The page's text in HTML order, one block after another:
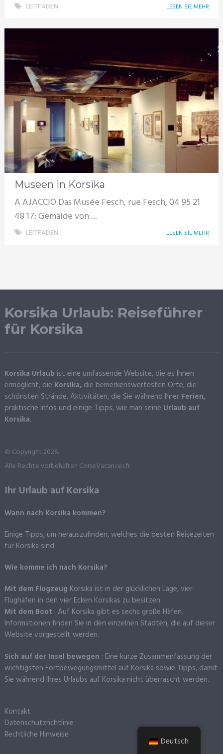
LEITFADEN LESEN SIE MEHR
Museen in Korsika
A AJACCIO Das Musée Fesch, rue Fesch, 04 95 21
48 17: Gemälde von ...
LEITFADEN LESEN SIE MEHR
Korsika Urlaub: Reiseführer
für Korsika
Korsika Urlaub ist eine umfassende Website, die es Ihnen
ermöglicht, die Korsika, die bemerkenswertesten Orte, die
schönsten Strände, Aktivitäten, die Sie während IhrerFerien,
praktische Infos und einige Tipps, wie man seine Urlaub auf
Korsika.
© Copyright 2026.
Alle Rechte vorbehalten CorseVacances.fr
Ihr Urlaub auf Korsika
Wann nach Korsika kommen?
Einige Tipps, um herauszufinden, welches die besten Reisezeiten
für Korsika sind.
Wie komme ich nach Korsika?
Mit dem Flugzeug Korsika ist in der glücklichen Lage, vier
Flughäfen in den vier Ecken Korsikas zu besitzen.
Mit dem Boot : Auf Korsika gibt es sechs große Häfen.
Informationen finden Sie in den einzelnen Städten, die auf dieser
Website vorgestellt werden.
Sich auf der Insel bewegen : Eine kurze Zusammenfassung der
wichtigsten Fortbewegungsmittel auf Korsika sowie Tipps, damit
Sie während Ihres Urlaubs auf Korsika nicht überrascht werden.
Kontakt
Datenschutzrichtlinie
Rechtliche Hinweise
Deutsch